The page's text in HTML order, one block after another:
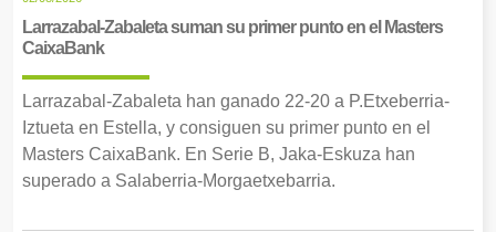
Larrazabal-Zabaleta suman su primer punto en el Masters
CaixaBank
Larrazabal-Zabaleta han ganado 22-20 a P.Etxeberria-
Iztueta en Estella, y consiguen su primer punto en el
Masters CaixaBank. En Serie B, Jaka-Eskuza han
superado a Salaberria-Morgaetxebarria.